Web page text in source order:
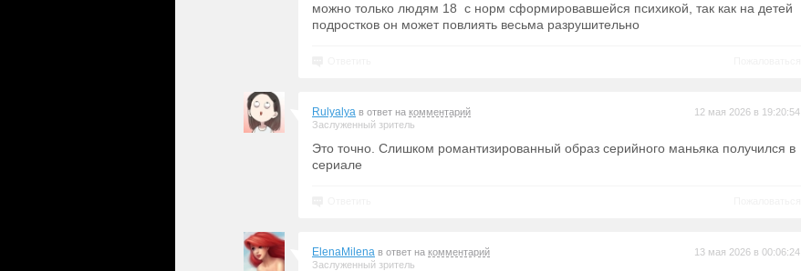
можно только людям 18 с норм сформировавшейся психикой, так как на детей
подростков он может повлиять весьма разрушительно
Rulyalya в ответ на комментарий
Заслуженный зритель
12 мая 2026 в 19:20:54
Это точно. Слишком романтизированный образ серийного маньяка получился в
сериале
ElenaMilena в ответ на комментарий
Заслуженный зритель
13 мая 2026 в 00:06:24